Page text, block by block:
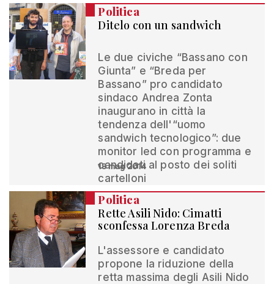
Politica
Ditelo con un sandwich
Le due civiche “Bassano con
Giunta” e “Breda per
Bassano” pro candidato
sindaco Andrea Zonta
inaugurano in città la
tendenza dell'“uomo
sandwich tecnologico”: due
monitor led con programma e
candidati al posto dei soliti
cartelloni
18 mag 2014
Politica
Rette Asili Nido: Cimatti
sconfessa Lorenza Breda
L'assessore e candidato
propone la riduzione della
retta massima degli Asili Nido